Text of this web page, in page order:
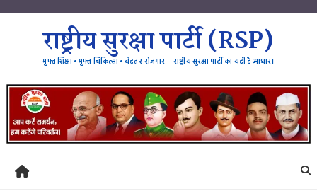
राष्ट्रीय सुरक्षा पार्टी (RSP)
मुफ्त शिक्षा • मुफ्त चिकित्सा • बेहतर रोजगार — राष्ट्रीय सुरक्षा पार्टी का यही है आधार।